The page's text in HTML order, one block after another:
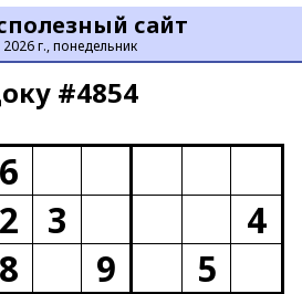
сайт
г., понедельник
#4854
6
2 3
4
8 9
5